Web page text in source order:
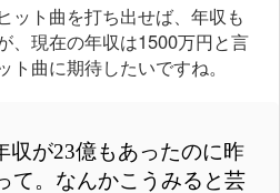
ット曲を打ち出せば、年収も
、現在の年収は1500万円と言
曲に期待したいですね。
収が23億もあったのに昨
て。なんかこうみると芸